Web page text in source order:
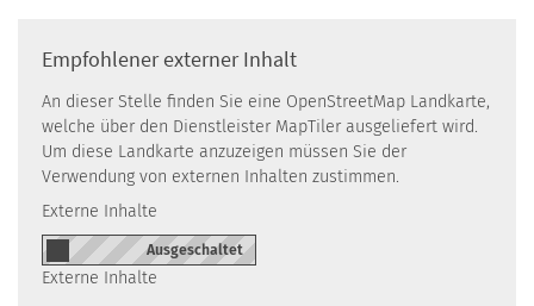
Empfohlener externer Inhalt
An dieser Stelle finden Sie eine OpenStreetMap Landkarte,
welche über den Dienstleister MapTiler ausgeliefert wird.
Um diese Landkarte anzuzeigen müssen Sie der
Verwendung von externen Inhalten zustimmen.
Externe Inhalte
Externe Inhalte